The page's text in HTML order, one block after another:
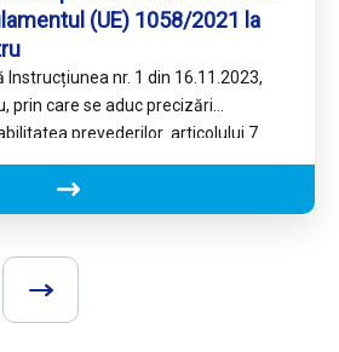
(UE) 1058/2021 la
Instrucțiunea nr. 1 din 16.11.2023,
prin care se aduc precizări
prevederilor articolului 7
»